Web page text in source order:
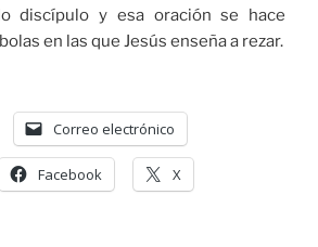
discípulo y esa oración se hace
en las que Jesús enseña a rezar.
Correo electrónico
Facebook X